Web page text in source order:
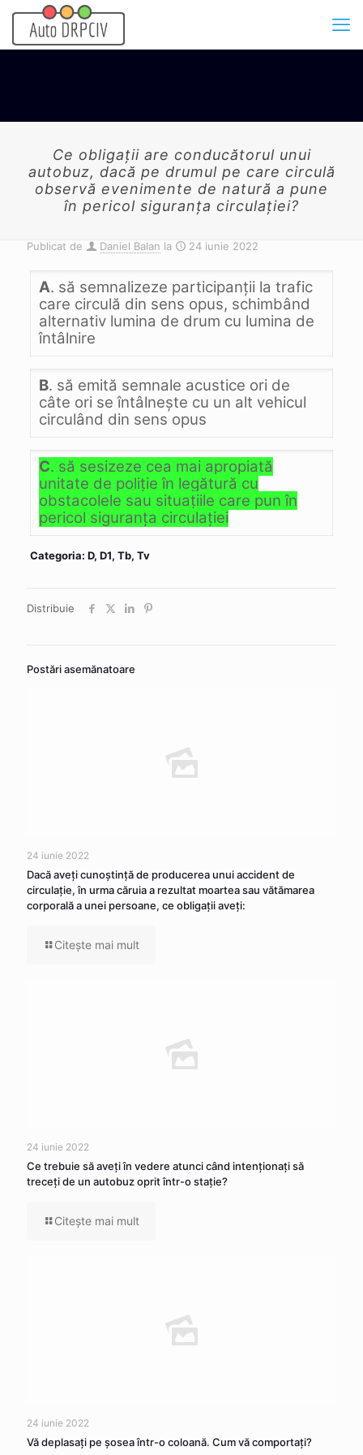
Ce obligaţii are conducătorul unui
autobuz, dacă pe drumul pe care circulă
observă evenimente de natură a pune
în pericol siguranţa circulaţiei?
Publicat de Daniel Balan la 24 iunie 2022
A. să semnalizeze participanţii la trafic
care circulă din sens opus, schimbând
alternativ lumina de drum cu lumina de
întâlnire
B. să emită semnale acustice ori de
câte ori se întâlneşte cu un alt vehicul
circulând din sens opus
C. să sesizeze cea mai apropiată
unitate de poliţie în legătură cu
obstacolele sau situaţiile care pun în
pericol siguranţa circulaţiei
Categoria: D, D1, Tb, Tv
Distribuie
Postări asemănatoare
24 iunie 2022
Dacă aveţi cunoştinţă de producerea unui accident de
circulaţie, în urma căruia a rezultat moartea sau vătămarea
corporală a unei persoane, ce obligaţii aveţi:
Citeşte mai mult
24 iunie 2022
Ce trebuie să aveţi în vedere atunci când intenţionaţi să
treceţi de un autobuz oprit într-o staţie?
Citeşte mai mult
24 iunie 2022
Vă deplasaţi pe şosea într-o coloană. Cum vă comportaţi?